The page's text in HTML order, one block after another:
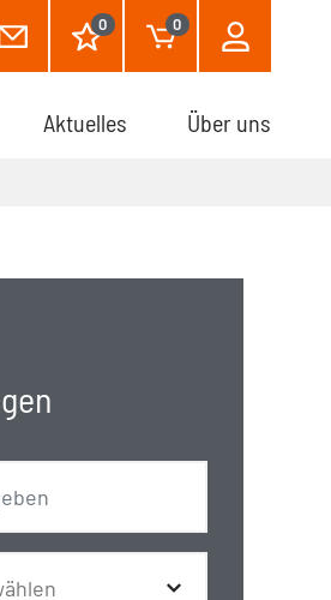
0 0
Aktuelles Über uns